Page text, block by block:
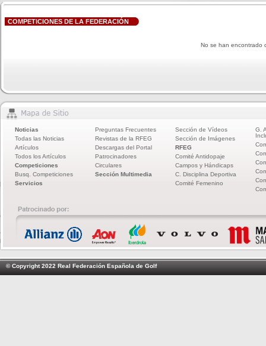
COMPETICIONES DE LA FEDERACIÓN
No se han encontrado
Noticias
Todas las Noticias
Artículos
Todos los Artículos
Competiciones
Busq. Competiciones
Servicios
Preguntas Frecuentes
Revistas de la RFEG
Descargas del Portal
Patrocinadores
Circulares
Sección Multimedia
Sección de Vídeos
Sección de Imágenes
RFEG
Comité Antidopaje
Campos y Hándicaps
C. Disciplina Deportiva
Comité Femenino
G.
© Copyright 2022 Real Federación Española de Golf